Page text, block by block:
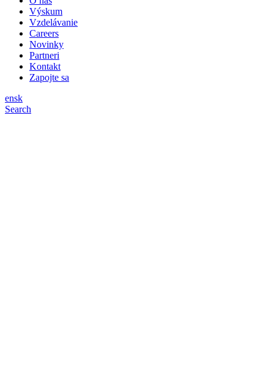
Výskum
Vzdelávanie
Careers
Novinky
Partneri
Kontakt
Zapojte sa
ensk
Search